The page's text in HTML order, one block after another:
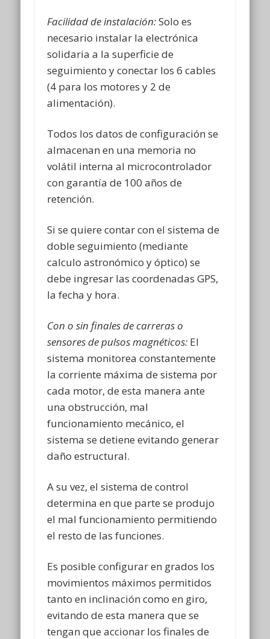
Facilidad de instalación:Solo es
necesario instalar la electrónica
solidaria a la superficie de
seguimiento y conectar los 6 cables
(4 para los motores y 2 de
alimentación).
Todos los datos de configuración se
almacenan en una memoria no
volátil interna al microcontrolador
con garantía de 100 años de
retención.
Si se quiere contar con el sistema de
doble seguimiento (mediante
calculo astronómico y óptico) se
debe ingresar las coordenadas GPS,
la fecha y hora.
Con o sin finales de carreras o
sensores de pulsos magnéticos: El
sistema monitorea constantemente
la corriente máxima de sistema por
cada motor, de esta manera ante
una obstrucción, mal
funcionamiento mecánico, el
sistema se detiene evitando generar
daño estructural.
A su vez, el sistema de control
determina en que parte se produjo
el mal funcionamiento permitiendo
el resto de las funciones.
Es posible configurar en grados los
movimientos máximos permitidos
tanto en inclinación como en giro,
evitando de esta manera que se
tengan que accionar los finales de